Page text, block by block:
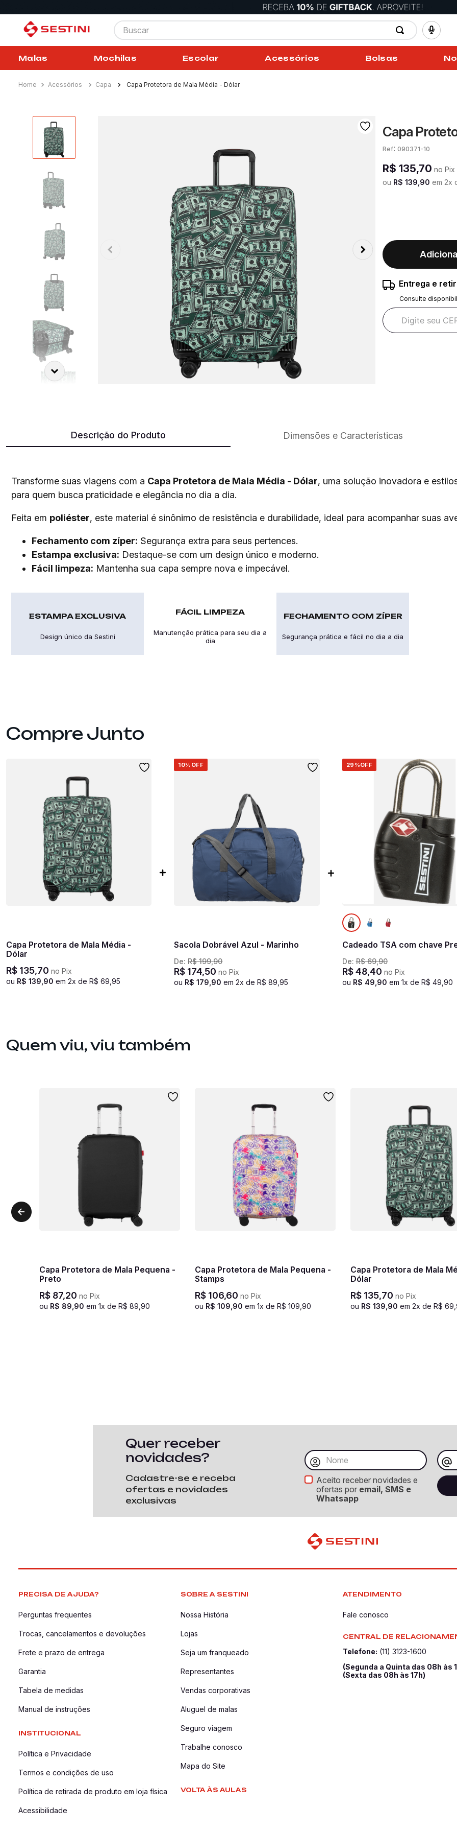
Buscar
Malas Mochilas Escolar Acessórios Bolsas
Acessórios Capa Capa Protetora de Mala Média - Dólar
Capa
: 090371-10
R$ 135,70 no Pix
ou R$ 139 90 em 2x
Entrega e
Consulte
Descrição do Produto Dimensões e Características
Transforme suas viagens com a Capa Protetora de Mala Média - Dólar, uma solução inovadora e
para quem busca praticidade e elegância no dia a dia.
Feita em poliéster, este material é sinônimo de resistência e durabilidade, ideal para acompanhar suas
Fechamento com zíper: Segurança extra para seus pertences.
Estampa exclusiva: Destaque-se com um design único e moderno.
Fácil limpeza: Mantenha sua capa sempre nova e impecável.
ESTAMPA EXCLUSIVA
Design único da Sestini
FÁCIL LIMPEZA
Manutenção prática para seu dia a
dia
FECHAMENTO COM ZÍPER
Segurança prática e fácil no dia a dia
Capa Protetora de Mala Média -
Dólar
R$ 135,70 no Pix
ou R$ 139,90 em 2x de R$ 69,95
10% OFF
Sacola Dobrável Azul - Marinho
De:R$ 199,90
R$ 174,50 no Pix
ou R$ 179,90 em2x de R$ 89,95
29%OFF
Cadeado TSA com chave
De:R$ 69,90
R$ 48,40 no Pix
ou R$ 49,90 em 1x de R$ 49,90
Quem viu, viu também
Capa Protetora de Mala Pequena -
Preto
R$ 87,20 no Pix
ou R$ 89,90 em 1x de R$ 89,90
Capa Protetora de Mala Pequena -
Stamps
R$ 106,60 no Pix
ou R$ 109,90 em 1x de R$ 109,90
Capa Protetora de Mala
Dólar
R$ 135,70 no Pix
ou R$ 139,90 em 2x de R$ 69,
Quer receber
novidades?
Cadastre-se e receba
ofertas e novidades
exclusivas
Aceito receber novidades e
ofertas por email, SMS e
Whatsapp
PRECISA DE AJUDA?
Perguntas frequentes
Trocas, cancelamentos e devoluções
Frete e prazo de entrega
Garantia
Tabela de medidas
Manual de instruções
INSTITUCIONAL
Política e Privacidade
Termos e condições de uso
Política de retirada de produto em loja física
Acessibilidade
SOBRE A SESTINI
Nossa História
Lojas
Seja um franqueado
Representantes
Vendas corporativas
Aluguel de malas
Seguro viagem
Trabalhe conosco
Mapa do Site
VOLTA ÀS AULAS
ATENDIMENTO
Fale conosco
CENTRAL DE
Telefone: (11) 3123-1600
(Segunda a Quinta das 08h às
(Sexta das 08h às 17h)